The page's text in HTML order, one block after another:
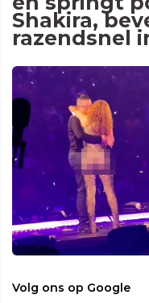
Shakira,
razendsnel
Volg ons op Google